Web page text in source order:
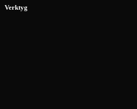
Verktyg